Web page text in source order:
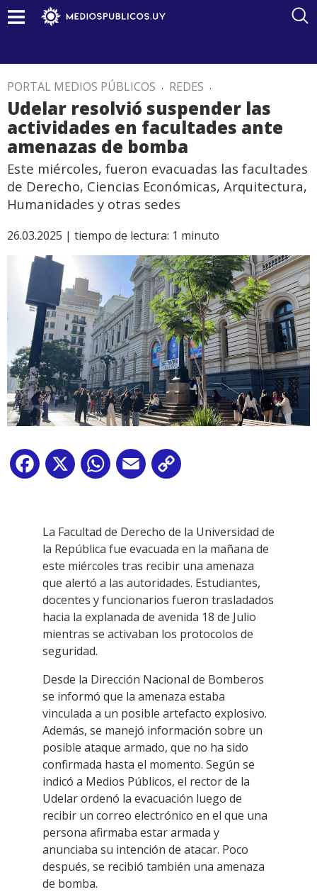
PORTAL MEDIOS PÚBLICOS . REDES .
Udelar resolvió suspender las
actividades en facultades ante
amenazas de bomba
Este miércoles, fueron evacuadas las facultades
de Derecho, Ciencias Económicas, Arquitectura,
Humanidades y otras sedes
26.03.2025 | tiempo de lectura: 1 minuto
Facebook
X WhatsApp
Email
La Facultad de Derecho de la Universidad de
la República fue evacuada en la mañana de
este miércoles tras recibir una amenaza
que alertó a las autoridades. Estudiantes,
docentes y funcionarios fueron trasladados
hacia la explanada de avenida 18 de Julio
mientras se activaban los protocolos de
seguridad.
Desde la Dirección Nacional de Bomberos
se informó que la amenaza estaba
vinculada a un posible artefacto explosivo.
Además, se manejó información sobre un
posible ataque armado, que no ha sido
confirmada hasta el momento. Según se
indicó a Medios Públicos, el rector de la
Udelar ordenó la evacuación luego de
recibir un correo electrónico en el que una
persona afirmaba estar armada y
anunciaba su intención de atacar. Poco
después, se recibió también una amenaza
de bomba.